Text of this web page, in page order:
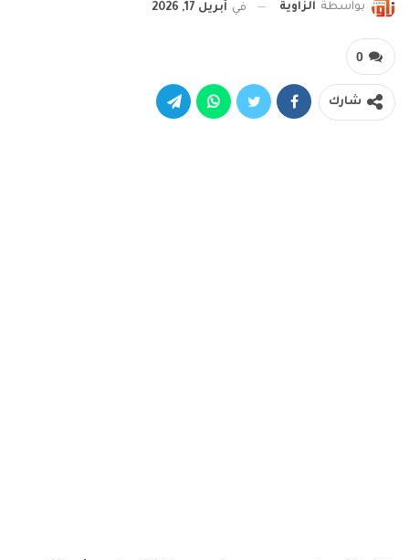
بواسطة الزاوية في أبريل 17, 2026
0
شارك